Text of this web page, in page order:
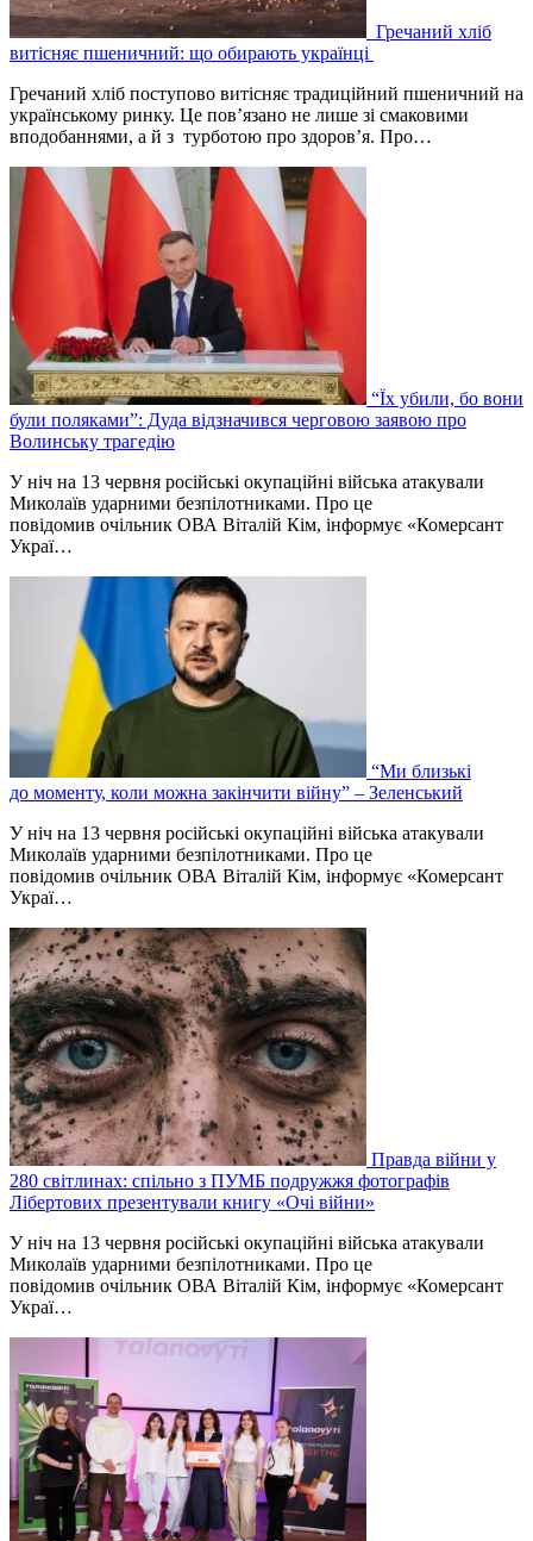
Гречаний хліб
витісняє пшеничний: що обирають українці
Гречаний хліб поступово витісняє традиційний пшеничний на
українському ринку. Це пов’язано не лише зі смаковими
вподобаннями, а й з турботою про здоров’я. Про…
“Їх убили, бо вони
були поляками”: Дуда відзначився черговою заявою про
Волинську трагедію
У ніч на 13 червня російські окупаційні війська атакували
Миколаїв ударними безпілотниками. Про це
повідомив очільник ОВА Віталій Кім, інформує «Комерсант
Украї…
“Ми близькі
до моменту, коли можна закінчити війну” – Зеленський
У ніч на 13 червня російські окупаційні війська атакували
Миколаїв ударними безпілотниками. Про це
повідомив очільник ОВА Віталій Кім, інформує «Комерсант
Украї…
Правда війни у
280 світлинах: спільно з ПУМБ подружжя фотографів
Лібертових презентували книгу «Очі війни»
У ніч на 13 червня російські окупаційні війська атакували
Миколаїв ударними безпілотниками. Про це
повідомив очільник ОВА Віталій Кім, інформує «Комерсант
Украї…